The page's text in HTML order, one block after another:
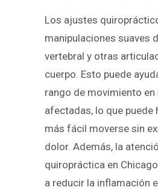
Los ajustes
manipulaciones suaves
vertebral y otras
cuerpo. Esto puede
rango de movimiento en
afectadas, lo que puede
más fácil moverse sin
dolor. Además, la
quiropráctica en
a reducir la inflamación